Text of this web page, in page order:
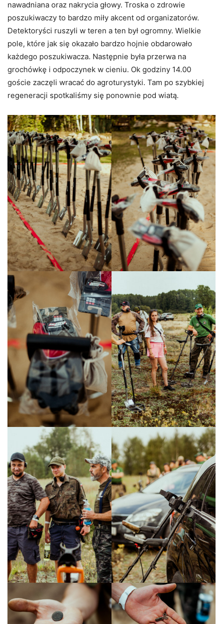
nawadniana oraz nakrycia głowy. Troska o zdrowie
poszukiwaczy to bardzo miły akcent od organizatorów.
Detektoryści ruszyli w teren a ten był ogromny. Wielkie
pole, które jak się okazało bardzo hojnie obdarowało
każdego poszukiwacza. Następnie była przerwa na
grochówkę i odpoczynek w cieniu. Ok godziny 14.00
goście zaczęli wracać do agroturystyki. Tam po szybkiej
regeneracji spotkaliśmy się ponownie pod wiatą.